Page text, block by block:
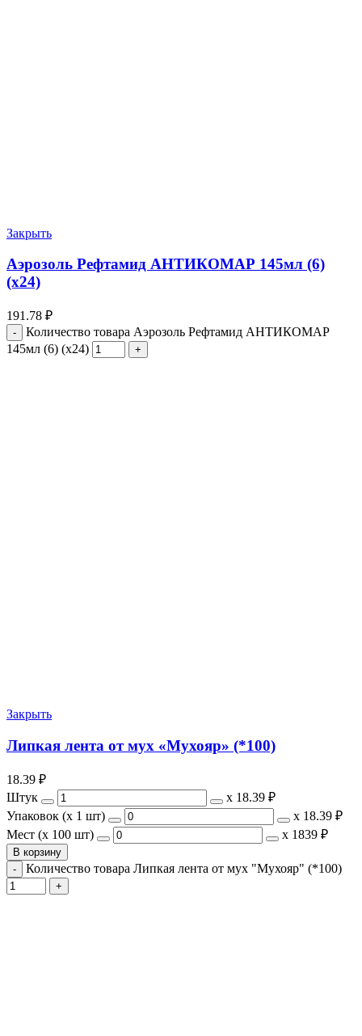
Закрыть
Аэрозоль Рефтамид АНТИКОМАР 145мл (6)
(х24)
191.78 ₽
Количество товара Аэрозоль Рефтамид АНТИКОМАР
145мл (6) (х24)
Закрыть
Липкая лента от мух «Мухояр» (*100)
18.39 ₽
Штук
х 18.39 ₽
Упаковок (x 1 шт)
х 18.39 ₽
Мест (x 100 шт)
х 1839 ₽
В корзину
Количество товара Липкая лента от мух "Мухояр" (*100)